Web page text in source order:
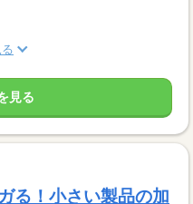
見る
る！小さい製品の加